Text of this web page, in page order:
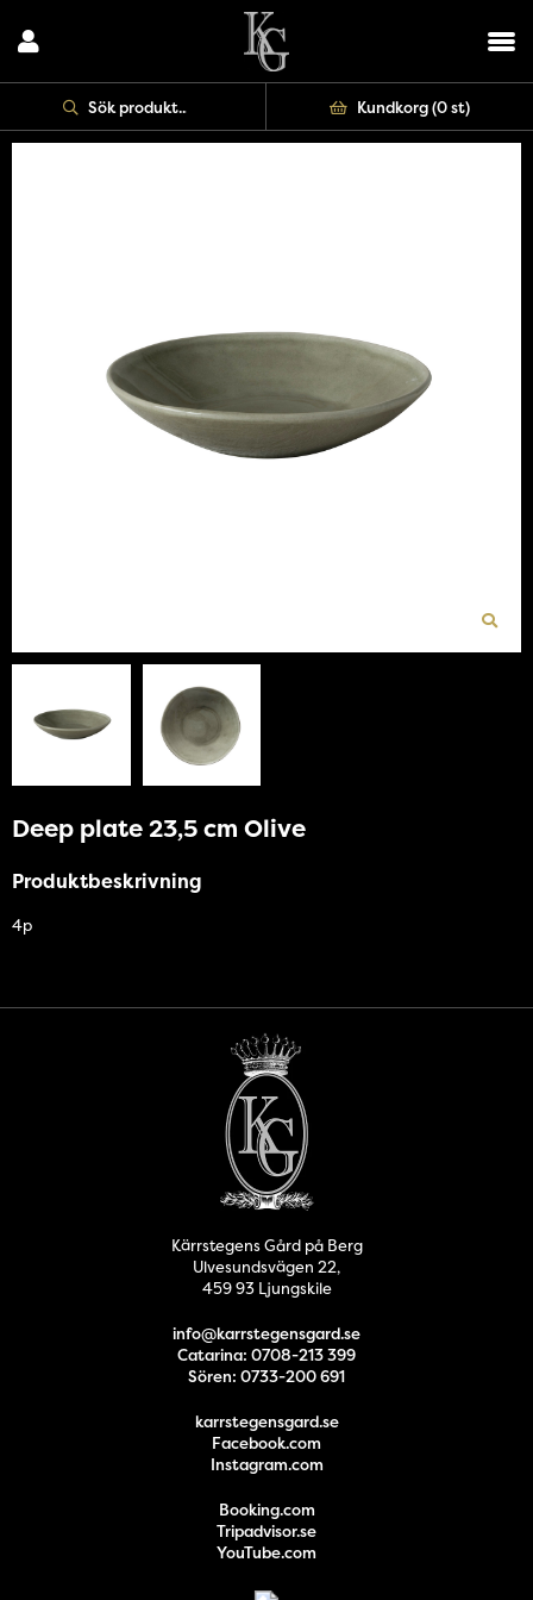
Kundkorg (0 st)
Deep plate 23,5 cm Olive
Produktbeskrivning
4p
Kärrstegens Gård på Berg
Ulvesundsvägen 22,
459 93 Ljungskile
info@karrstegensgard.se
Catarina: 0708-213 399
Sören: 0733-200 691
karrstegensgard.se
Facebook.com
Instagram.com
Booking.com
Tripadvisor.se
YouTube.com